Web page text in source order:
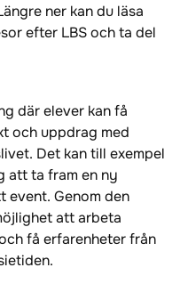
ner kan du läsa
efter LBS och ta del
där elever kan få
och uppdrag med
Det kan till exempel
att ta fram en ny
Genom den
att arbeta
få erfarenheter från